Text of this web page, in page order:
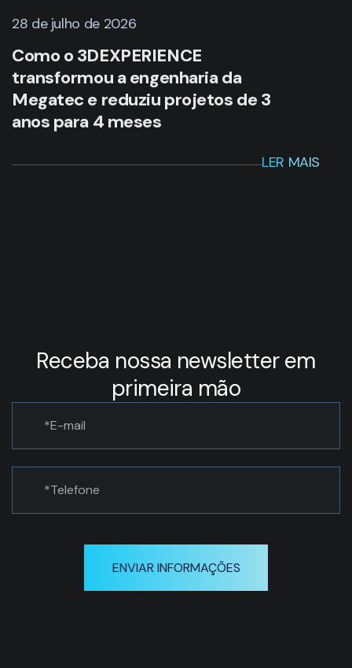
28 de julho de 2026
Como o 3DEXPERIENCE
transformou a engenharia da
Megatec e reduziu projetos de 3
anos para 4 meses
LER MAIS
Receba nossa newsletter em
primeira mão
ENVIAR INFORMAÇÕES